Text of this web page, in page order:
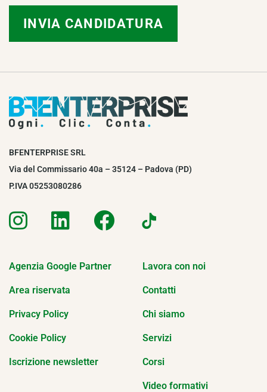
BFENTERPRISE SRL
Via del Commissario 40a – 35124 – Padova (PD)
P.IVA 05253080286
Agenzia Google Partner
Area riservata
Privacy Policy
Cookie Policy
Iscrizione newsletter
Lavora con noi
Contatti
Chi siamo
Servizi
Corsi
Video formativi